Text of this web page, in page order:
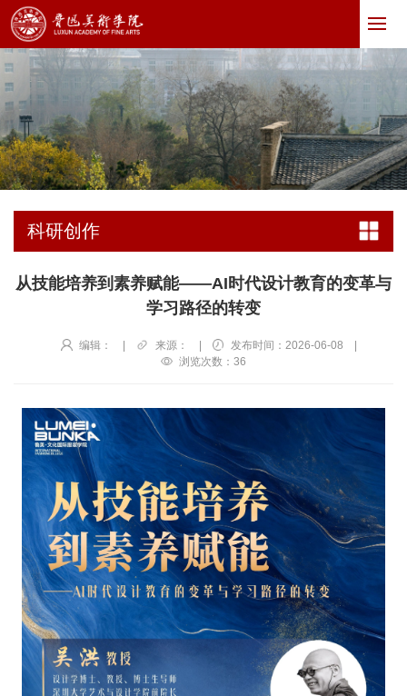
科研创作
从技能培养到素养赋能——AI时代设计教育的变革与
学习路径的转变
编辑： | 来源： | 发布时间：2026-06-08
|
浏览次数：36